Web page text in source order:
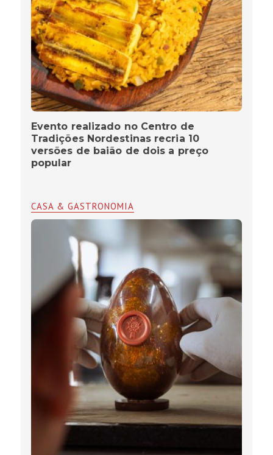
Evento realizado no Centro de
Tradições Nordestinas recria 10
versões de baião de dois a preço
popular
CASA & GASTRONOMIA